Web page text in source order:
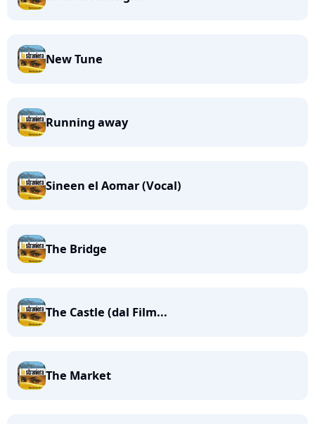
New Tune
Running away
Sineen el Aomar (Vocal)
The Bridge
The Castle (dal Film...
The Market